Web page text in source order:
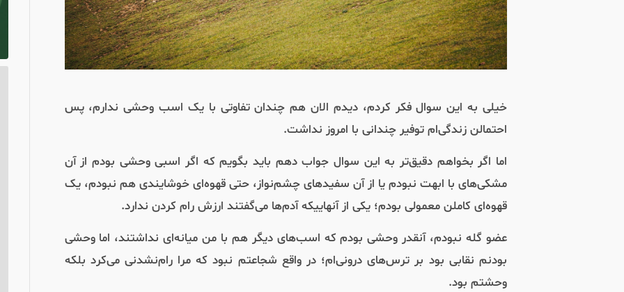
خیلی به این سوال فکر کردم، دیدم الان هم چندان تفاوتی با یک اسب وحشی ندارم، پس
احتمالن زندگی‌ام توفیر چندانی با امروز نداشت.
اما اگر بخواهم دقیق‌تر به این سوال جواب دهم باید بگویم که اگر اسبی وحشی بودم از آن
مشکی‌های با ابهت نبودم یا از آن سفیدهای چشم‌نواز، حتی قهوه‌ای خوشایندی هم نبودم، یک
قهوه‌ای کاملن معمولی بودم؛ یکی از آنهاییکه آدم‌ها می‌گفتند ارزش رام کردن ندارد.
عضو گله نبودم، آنقدر وحشی بودم که اسب‌های دیگر هم با من میانه‌ای نداشتند، اما وحشی
بودنم نقابی بود بر ترس‌های درونی‌ام؛ در واقع شجاعتم نبود که مرا رام‌نشدنی می‌کرد بلکه
وحشتم بود.